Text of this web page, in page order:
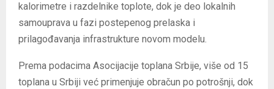
kalorimetre i razdelnike toplote, dok je deo lokalnih
samouprava u fazi postepenog prelaska i
prilagođavanja infrastrukture novom modelu.
Prema podacima Asocijacije toplana Srbije, više od 15
toplana u Srbiji već primenjuje obračun po potrošnji, dok